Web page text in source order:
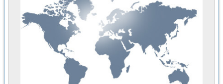
Применение среды LabVIEW для построения картины
Портативная система для определения показателей
Использование LabVIEW для управления источником
Устройство для снятия вольт-амперных характеристик
Передовые научные технологии: нано-, фемто-,
Автоматизированная установка по измерению временных
Автоматизированный лабораторный комплекс на базе
Визуализация моделирования и оптимизации тепловой
Виртуальный прибор для исследования функциональных